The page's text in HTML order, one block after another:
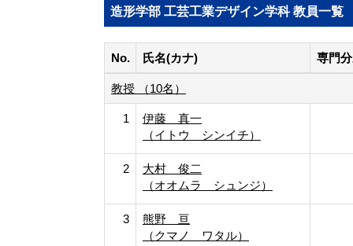
造形学部 工芸工業デザイン学科 教員一覧
No. 氏名(カナ) 専門
教授 （10名）
1
伊藤 真一
（イトウ シンイチ）
2
大村 俊二
（オオムラ シュンジ）
3
熊野 亘
（クマノ ワタル）